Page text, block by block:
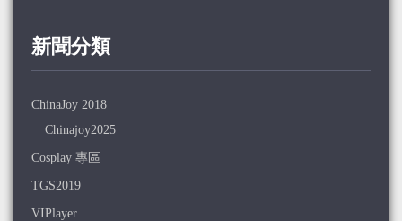
新聞分類
ChinaJoy 2018
Chinajoy2025
Cosplay 專區
TGS2019
VIPlayer